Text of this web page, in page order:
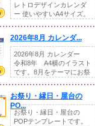
レトロデザインカレンダ
ー 使いやすいA4サイズ。
2026年8月 カレンダ...
2026年8月 カレンダー
令和8年 A4横のイラスト
です。8月をテーマにお祭
お祭り・縁日・屋台の
PO...
お祭り・縁日・屋台の
POPテンプレートです。